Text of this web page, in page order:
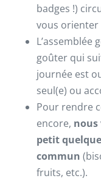
badges !)
vous orienter
L’assemblée
goûter qui
journée est
seul(e) ou
Pour rendre
encore, nous
petit
commun
fruits, etc.).